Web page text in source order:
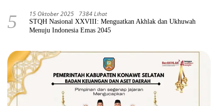
5 15 Oktober 2025 7384 Lihat
STQH Nasional XXVIII: Menguatkan Akhlak dan Ukhuwah
Menuju Indonesia Emas 2045